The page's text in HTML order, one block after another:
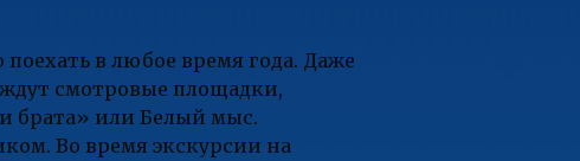
в любое время года. Даже
смотровые площадки,
брата» или Белый мыс.
Во время экскурсии на